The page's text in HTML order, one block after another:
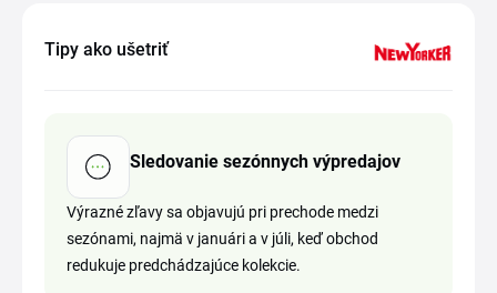
Tipy ako ušetriť
Sledovanie sezónnych výpredajov
Výrazné zľavy sa objavujú pri prechode medzi
sezónami, najmä v januári a v júli, keď obchod
redukuje predchádzajúce kolekcie.